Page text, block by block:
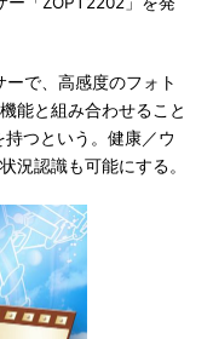
で、高感度のフォト
能と組み合わせること
つという。健康／ウ
況認識も可能にする。